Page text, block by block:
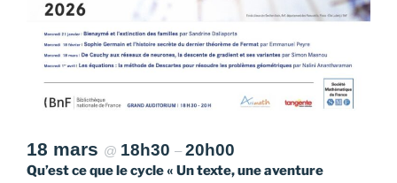
18 mars @ 18h30 – 20h00
Qu’est ce que le cycle « Un texte, une aventure